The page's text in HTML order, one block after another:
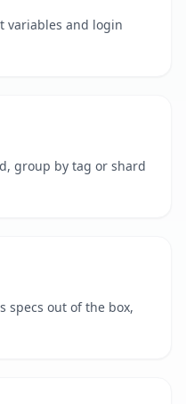
variables and login
group by tag or shard
specs out of the box,